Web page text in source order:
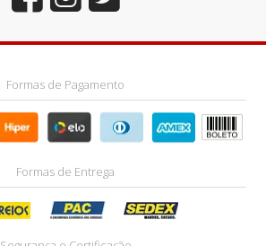
Formas de Pagamento
Formas de Entrega